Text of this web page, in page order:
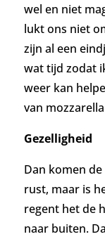
wel en niet
lukt ons niet
zijn al een
wat tijd zodat
weer kan
van
Gezelligheid
Dan komen
rust, maar is
regent het de
naar buiten.